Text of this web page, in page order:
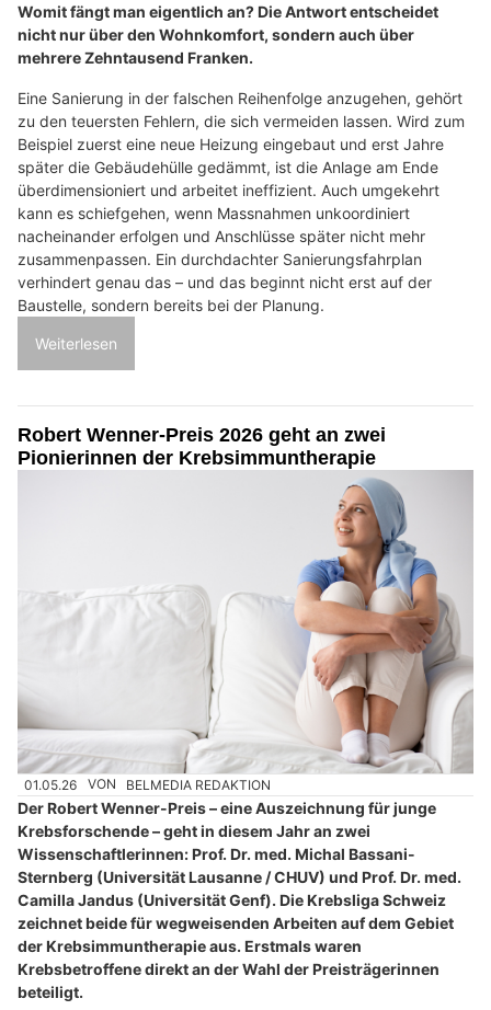
Womit fängt man eigentlich an? Die Antwort entscheidet
nicht nur über den Wohnkomfort, sondern auch über
mehrere Zehntausend Franken.
Eine Sanierung in der falschen Reihenfolge anzugehen, gehört
zu den teuersten Fehlern, die sich vermeiden lassen. Wird zum
Beispiel zuerst eine neue Heizung eingebaut und erst Jahre
später die Gebäudehülle gedämmt, ist die Anlage am Ende
überdimensioniert und arbeitet ineffizient. Auch umgekehrt
kann es schiefgehen, wenn Massnahmen unkoordiniert
nacheinander erfolgen und Anschlüsse später nicht mehr
zusammenpassen. Ein durchdachter Sanierungsfahrplan
verhindert genau das – und das beginnt nicht erst auf der
Baustelle, sondern bereits bei der Planung.
Weiterlesen
Robert Wenner-Preis 2026 geht an zwei
Pionierinnen der Krebsimmuntherapie
01.05.26 VON BELMEDIA REDAKTION
Der Robert Wenner-Preis – eine Auszeichnung für junge
Krebsforschende – geht in diesem Jahr an zwei
Wissenschaftlerinnen: Prof. Dr. med. Michal Bassani-
Sternberg (Universität Lausanne / CHUV) und Prof. Dr. med.
Camilla Jandus (Universität Genf). Die Krebsliga Schweiz
zeichnet beide für wegweisenden Arbeiten auf dem Gebiet
der Krebsimmuntherapie aus. Erstmals waren
Krebsbetroffene direkt an der Wahl der Preisträgerinnen
beteiligt.